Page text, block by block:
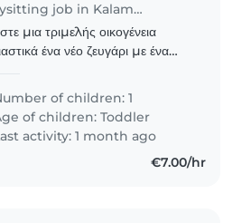
Babysitting job in Kalamaria
μια τριμελής οικογένεια
ένα νέο ζευγάρι με ένα
με ρουτίνα .Για το λόγο ότι δεν
από πουθενά κάποια βοήθεια
of children: 1
of children:Toddler
activity: 1 month ago
€7.00/hr